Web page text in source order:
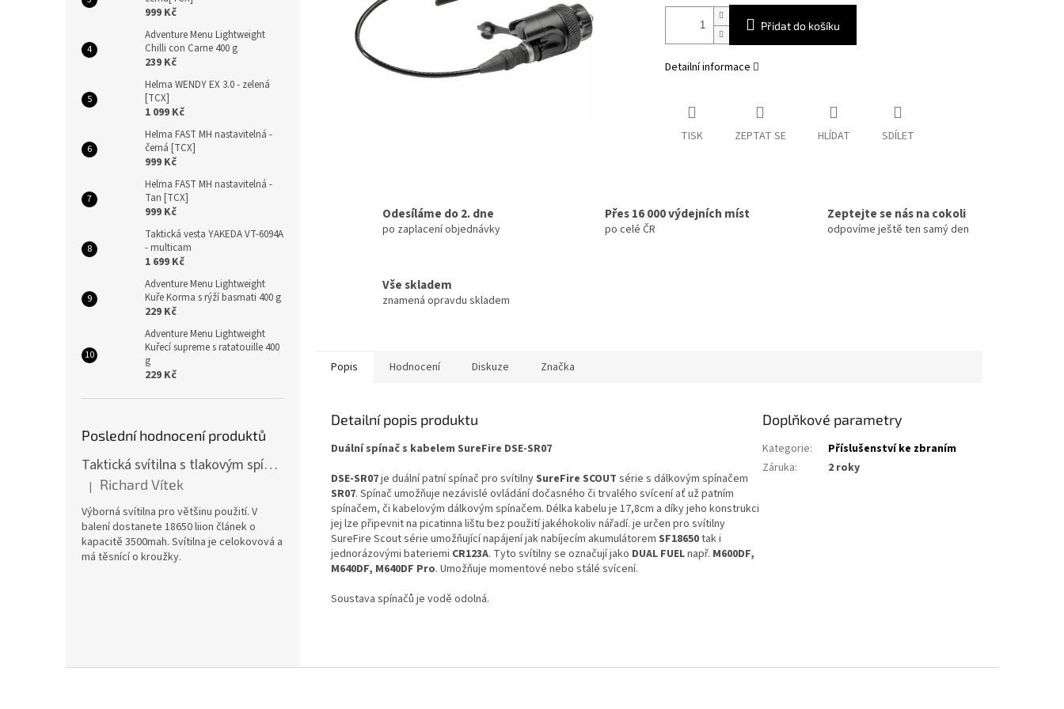
999 Kč
Adventure Menu Lightweight
Chilli con Carne 400 g
239 Kč
Helma WENDY EX 3.0 - zelená
[TCX]
1 099 Kč
Helma FAST MH nastavitelná -
černá [TCX]
999 Kč
Helma FAST MH nastavitelná -
Tan [TCX]
999 Kč
Taktická vesta YAKEDA VT-6094A
- multicam
1 699 Kč
Adventure Menu Lightweight
Kuře Korma s rýží basmati 400 g
229 Kč
Adventure Menu Lightweight
Kuřecí supreme s ratatouille 400
g
229 Kč
Poslední hodnocení produktů
Taktická svítilna s tlakovým spínačem [TCX]
Hodnocení produktu je 5 z 5 hvězdiček.
| Richard Vítek
Výborná svítilna pro většinu použití. V
balení dostanete 18650 liion článek o
kapacitě 3500mah. Svítilna je celokovová a
má těsnící o kroužky.
Přidat do košíku
Detailní informace
TISK ZEPTAT SE HLÍDAT SDÍLET
Odesíláme do 2. dne
po zaplacení objednávky
Přes 16 000 výdejních míst
po celé ČR
Zeptejte se nás na cokoli
odpovíme ještě ten samý den
Vše skladem
znamená opravdu skladem
Popis Hodnocení Diskuze Značka
Detailní popis produktu
Duální spínač s kabelem SureFire DSE-SR07
DSE-SR07je duální patní spínač pro svítilnySureFire SCOUT série s dálkovým spínačem
SR07. Spínač umožňuje nezávislé ovládání dočasného či trvalého svícení ať už patním
spínačem, či kabelovým dálkovým spínačem. Délka kabelu je 17,8cm a díky jeho konstrukci
jej lze připevnit na picatinna lištu bez použití jakéhokoliv nářadí. je určen pro svítilny
SureFire Scout série umožňující napájení jak nabíjecím akumulátorem SF18650tak i
jednorázovými bateriemi CR123A. Tyto svítilny se označují jako DUAL FUELnapř. M600DF,
M640DF, M640DF Pro. Umožňuje momentové nebo stálé svícení.
Soustava spínačů je vodě odolná.
Doplňkové parametry
Kategorie:
Příslušenství ke zbraním
Záruka: 2 roky